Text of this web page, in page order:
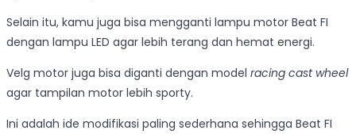
Selain itu, kamu juga bisa mengganti lampu motor Beat FI
dengan lampu LED agar lebih terang dan hemat energi.
Velg motor juga bisa diganti dengan model racing cast wheel
agar tampilan motor lebih sporty.
Ini adalah ide modifikasi paling sederhana sehingga Beat FI